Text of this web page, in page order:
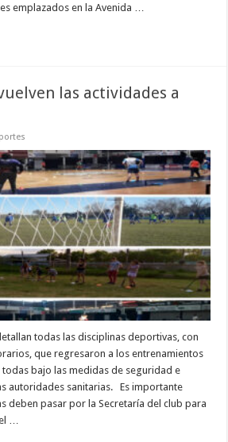
emplazados en la Avenida …
las actividades a
todas las disciplinas deportivas, con
que regresaron a los entrenamientos
todas bajo las medidas de seguridad e
autoridades sanitarias. Es importante
deben pasar por la Secretaría del club para
…